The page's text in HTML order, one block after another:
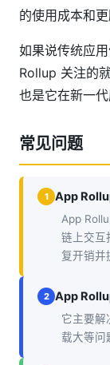
的使用成本和更
如果说传统应
Rollup 关注的
也是它在新一
常见问题
1 App
App
链上交互
复开销并
2 App
它主要解
载大等问